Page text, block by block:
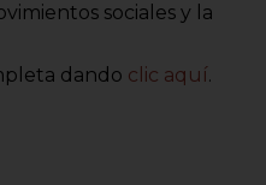
sociales y la
dando clic aquí.